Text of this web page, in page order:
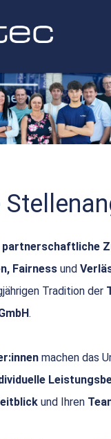
partnerschaftliche
Fairness und
Tradition der
.
machen das
und Ihren